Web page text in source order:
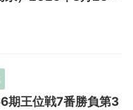
期王位戦7番勝負第3